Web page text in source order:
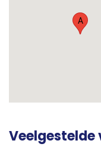
A
Veelgestelde